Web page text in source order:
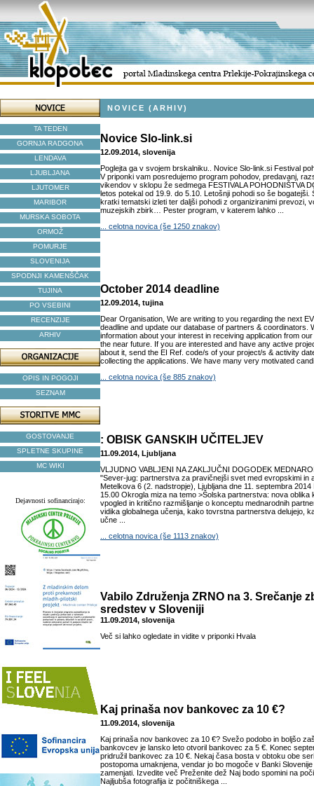
TA TEDEN
GORNJA RADGONA
LENDAVA
LJUBLJANA
LJUTOMER
MARIBOR
MURSKA SOBOTA
ORMOŽ
POMURJE
SLOVENIJA
SPODNJI KAMENŠČAK
TUJINA
PO VSEBINI
RECENZIJE
ARHIV
OPIS IN POGOJI
SEZNAM
GOSTOVANJE
SPLETNE SKUPINE
MC WIKI
Dejavnosti sofinancirajo:
NOVICE (ARHIV)
Novice Slo-link.si
12.09.2014, slovenija
Poglejta ga v svojem brskalniku.. Novice Slo-link.si Festival
V priponki vam posredujemo program pohodov, predavanj,
vikendov v sklopu že sedmega FESTIVALA POHODNIŠTVA
letos potekal od 19.9. do 5.10. Letošnji pohodi so še bogatejši.
kratki tematski izleti ter daljši pohodi z organiziranimi prevozi,
muzejskih zbirk… Pester program, v katerem lahko ...
... celotna novica (še 1250 znakov)
October 2014 deadline
12.09.2014, tujina
Dear Organisation, We are writing to you regarding the next
deadline and update our database of partners & coordinators.
information about your interest in receiving application from
the near future. If you are interested and have any active
about it, send the EI Ref. code/s of your project/s & activity
collecting the applications. We have many very motivated
... celotna novica (še 885 znakov)
: OBISK GANSKIH UČITELJEV
11.09.2014, Ljubljana
VLJUDNO VABLJENI NA ZAKLJUČNI DOGODEK
"Sever-jug: partnerstva za pravičnejši svet med evropskimi in
Metelkova 6 (2. nadstropje), Ljubljana dne 11. septembra
15.00 Okrogla miza na temo >Šolska partnerstva: nova oblika
vpogled in kritično razmišljanje o konceptu mednarodnih
vidika globalnega učenja, kako tovrstna partnerstva delujejo,
učne ...
... celotna novica (še 1113 znakov)
Vabilo Združenja ZRNO na 3. Srečanje
sredstev v Sloveniji
11.09.2014, slovenija
Več si lahko ogledate in vidite v priponki Hvala
Kaj prinaša nov bankovec za 10 €?
11.09.2014, slovenija
Kaj prinaša nov bankovec za 10 €? Svežo podobo in boljšo
bankovcev je lansko leto otvoril bankovec za 5 €. Konec
pridružil bankovec za 10 €. Nekaj časa bosta v obtoku obe
postopoma umaknjena, vendar jo bo mogoče v Banki
zamenjati. Izvedite več Preženite dež Naj bodo spomini na
Najljubša fotografija iz počitniškega ...